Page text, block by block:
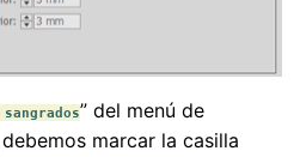
” del menú de
marcar la casilla